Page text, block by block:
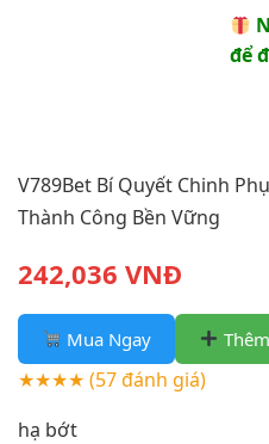
để
V789Bet Bí Quyết Chinh
Thành Công Bền Vững
242,036 VNĐ
Mua Ngay
★★★★ (57 đánh giá)
hạ bớt